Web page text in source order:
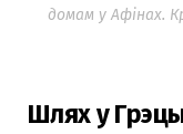
домам у Афінах.
Шлях у